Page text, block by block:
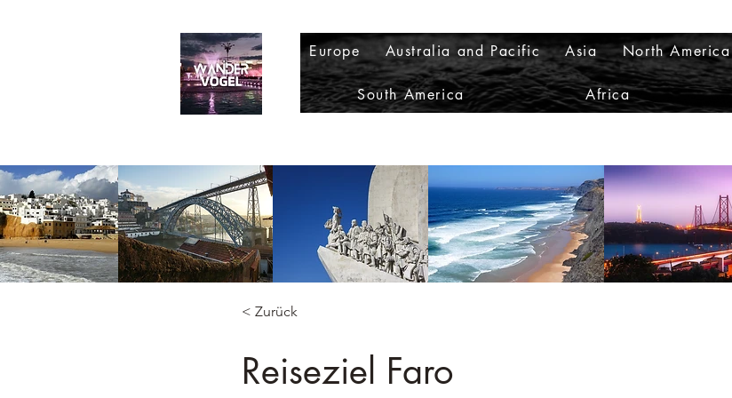
Europe Australia and Pacific Asia North America
South America Africa
< Zurück
Reiseziel Faro